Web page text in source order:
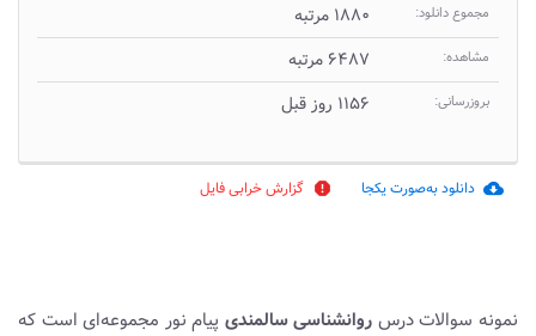
مجموع دانلود: ۱۸۸۰ مرتبه
مشاهده: ۶۴۸۷ مرتبه
بروزرسانی: ۱۱۵۶ روز قبل
cloud_download دانلود به‌صورت یکجا report گزارش خرابی فایل
نمونه سوالات درس روانشناسی سالمندی پیام نور مجموعه‌ای است که